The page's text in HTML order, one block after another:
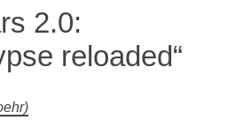
2.0:
reloaded“